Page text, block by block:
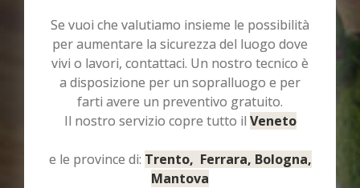
Se vuoi che valutiamo insieme le possibilità
per aumentare la sicurezza del luogo dove
vivi o lavori, contattaci. Un nostro tecnico è
a disposizione per un sopralluogo e per
farti avere un preventivo gratuito.
Il nostro servizio copre tutto il Veneto
e le province di: Trento, Ferrara, Bologna,
Mantova